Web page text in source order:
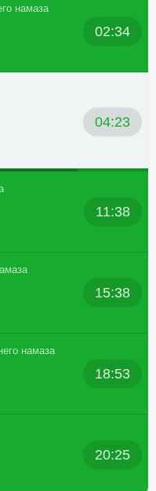
намаза
02:34
04:23
11:38
15:38
намаза
18:53
20:25